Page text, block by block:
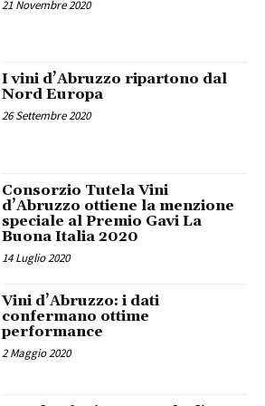
21 Novembre 2020
I vini d’Abruzzo ripartono dal
Nord Europa
26 Settembre 2020
Consorzio Tutela Vini
d’Abruzzo ottiene la menzione
speciale al Premio Gavi La
Buona Italia 2020
14 Luglio 2020
Vini d’Abruzzo: i dati
confermano ottime
performance
2 Maggio 2020